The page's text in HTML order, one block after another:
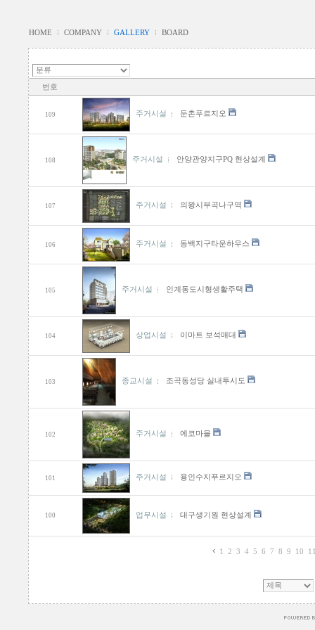
HOME COMPANY GALLERY BOARD
번호
109 주거시설 둔촌푸르지오
108 주거시설 안양관양지구PQ 현상설계
107 주거시설 의왕시부곡나구역
106 주거시설 동백지구타운하우스
105 주거시설 인계동도시형생활주택
104 상업시설 이마트 보석매대
103 종교시설 조곡동성당 실내투시도
102 주거시설 에코마을
101 주거시설 용인수지푸르지오
100 업무시설 대구생기원 현상설계
1 2 3 4 5 6 7 8 9 10